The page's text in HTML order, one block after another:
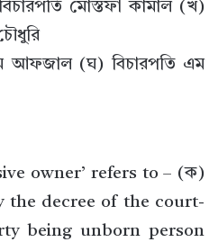
মোস্তফা কামাল (খ)
আফজাল (ঘ) বিচারপতি এম
owner’ refers to – (ক)
the decree of the court-
being unborn person